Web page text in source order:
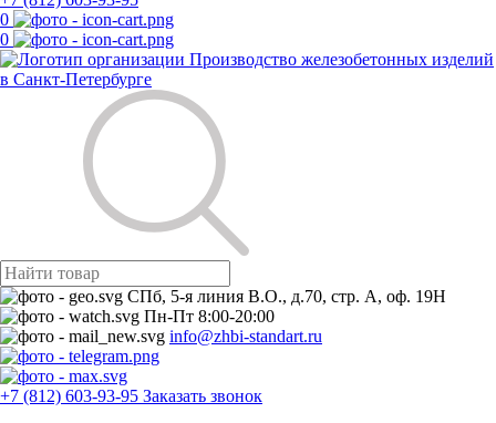
0
0
Производство железобетонных изделий
в Санкт-Петербурге
СПб, 5-я линия В.О., д.70, стр. А, оф. 19Н
Пн-Пт 8:00-20:00
info@zhbi-standart.ru
+7 (812) 603-93-95 Заказать звонок